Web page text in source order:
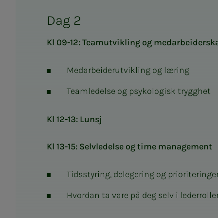
Dag 2
Kl 09-12: Teamutvikling og
Medarbeiderutvikling og læring
Teamledelse og psykologisk trygghet
Kl 12-13: Lunsj
Kl 13-15: Selvledelse og time management
Tidsstyring, delegering og
Hvordan ta vare på deg selv i